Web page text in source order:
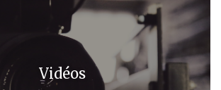
Vidéos